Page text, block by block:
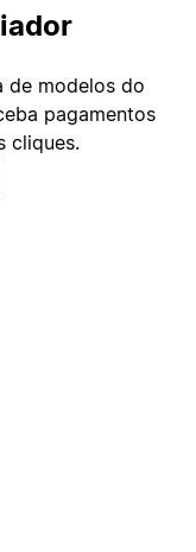
de modelos do
pagamentos
cliques.